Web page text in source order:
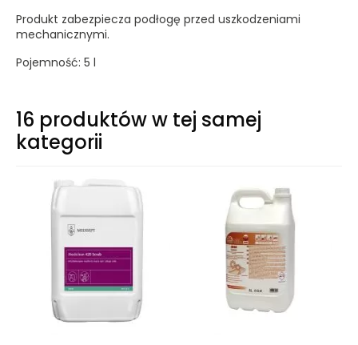
Produkt zabezpiecza podłogę przed uszkodzeniami
mechanicznymi.
Pojemność: 5 l
16 produktów w tej samej
kategorii